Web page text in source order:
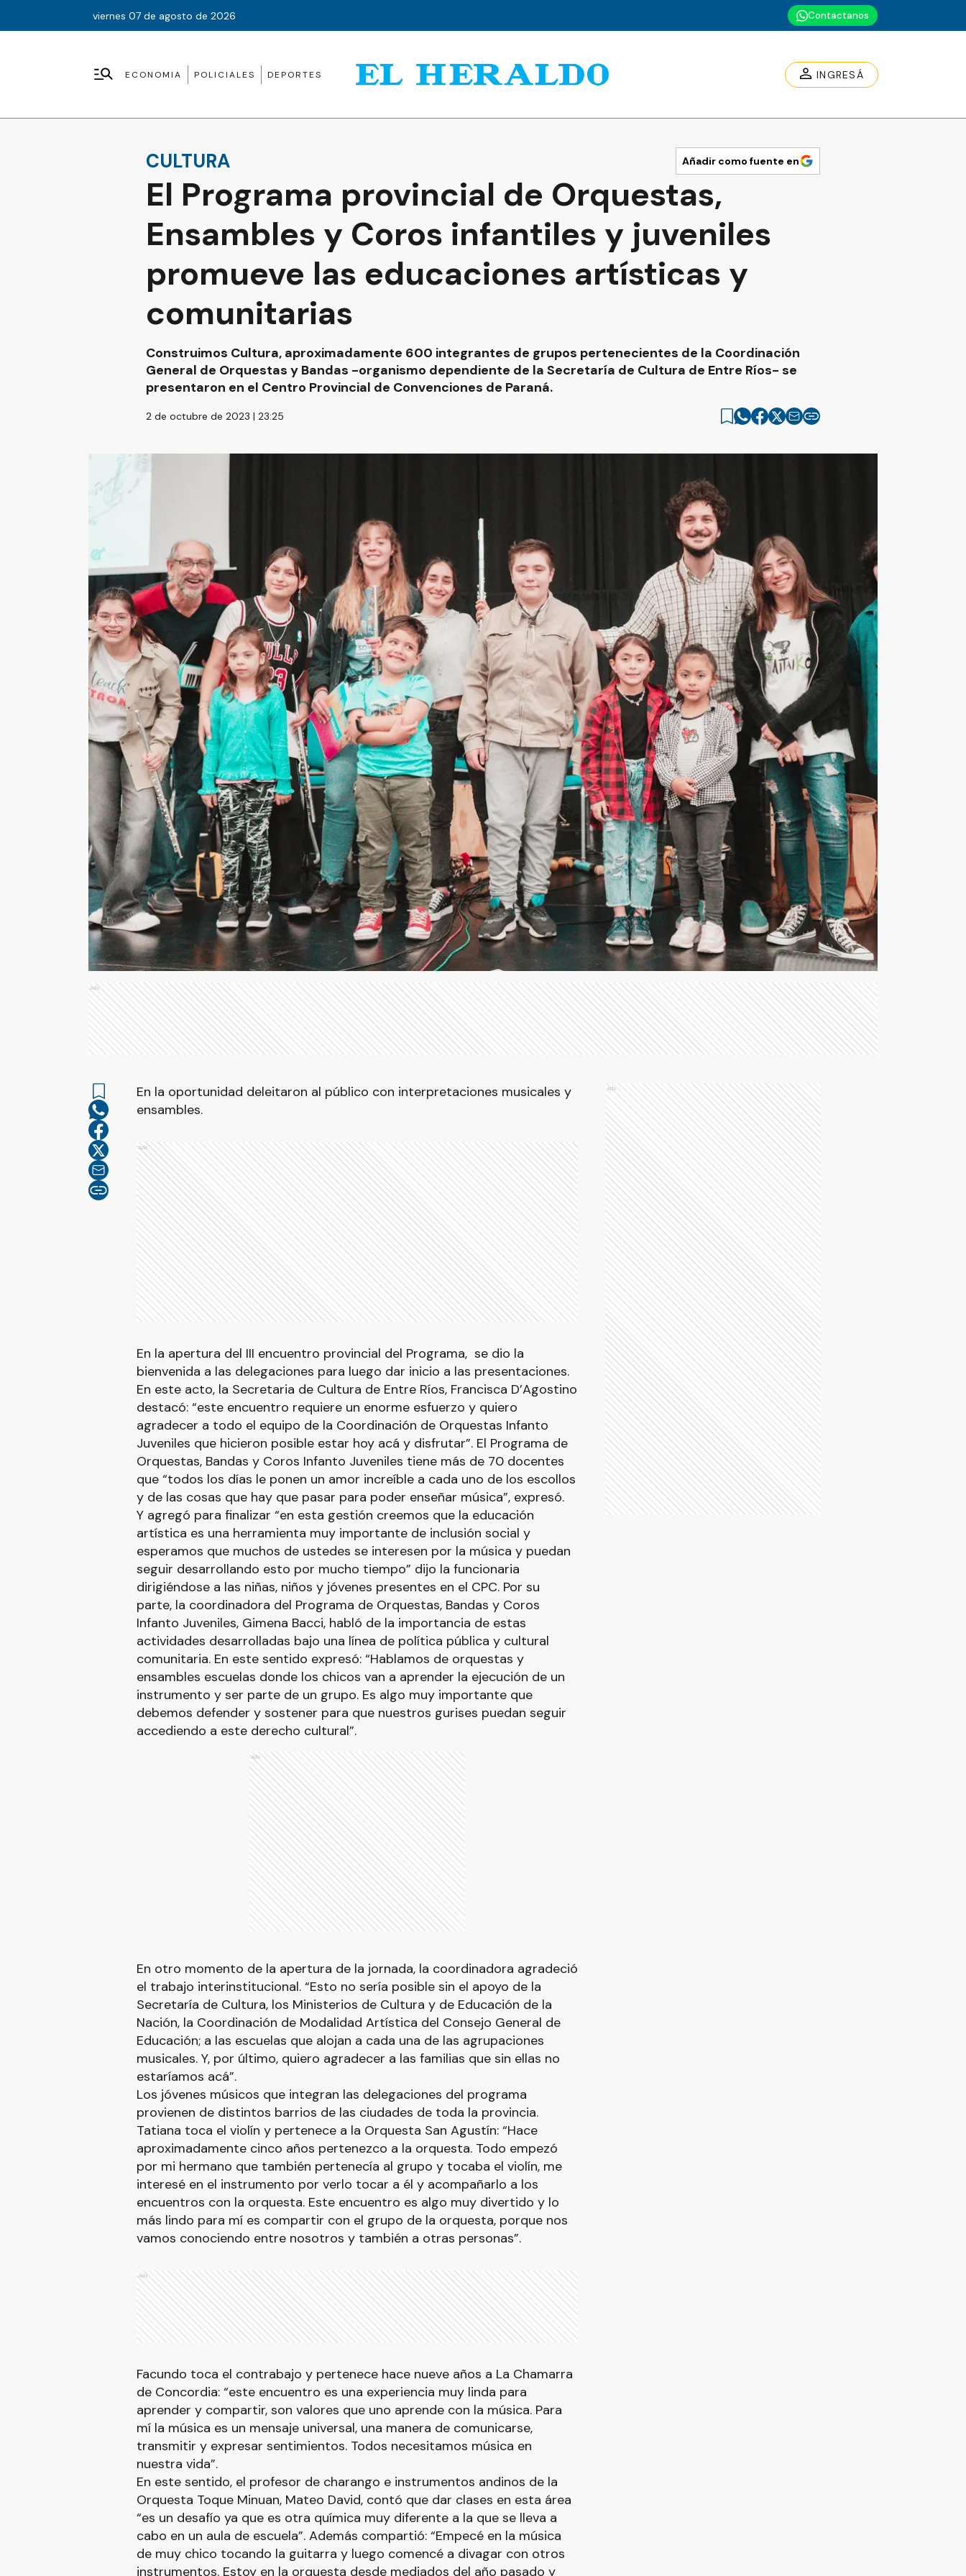
viernes 07 de agosto de 2026 Contactanos
ECONOMIA POLICIALES DEPORTES INGRESÁ
CULTURA Añadir como fuente en
El Programa provincial de Orquestas,
Ensambles y Coros infantiles y juveniles
promueve las educaciones artísticas y
comunitarias
Construimos Cultura, aproximadamente 600 integrantes de grupos pertenecientes de la Coordinación
General de Orquestas y Bandas -organismo dependiente de la Secretaría de Cultura de Entre Ríos- se
presentaron en el Centro Provincial de Convenciones de Paraná.
2 de octubre de 2023 | 23:25
Ads
En la oportunidad deleitaron al público con interpretaciones musicales y
ensambles.
Ads
En la apertura del III encuentro provincial del Programa, se dio la
bienvenida a las delegaciones para luego dar inicio a las presentaciones.
En este acto, la Secretaria de Cultura de Entre Ríos, Francisca D’Agostino
destacó: “este encuentro requiere un enorme esfuerzo y quiero
agradecer a todo el equipo de la Coordinación de Orquestas Infanto
Juveniles que hicieron posible estar hoy acá y disfrutar”. El Programa de
Orquestas, Bandas y Coros Infanto Juveniles tiene más de 70 docentes
que “todos los días le ponen un amor increíble a cada uno de los escollos
y de las cosas que hay que pasar para poder enseñar música”, expresó.
Y agregó para finalizar “en esta gestión creemos que la educación
artística es una herramienta muy importante de inclusión social y
esperamos que muchos de ustedes se interesen por la música y puedan
seguir desarrollando esto por mucho tiempo” dijo la funcionaria
dirigiéndose a las niñas, niños y jóvenes presentes en el CPC. Por su
parte, la coordinadora del Programa de Orquestas, Bandas y Coros
Infanto Juveniles, Gimena Bacci, habló de la importancia de estas
actividades desarrolladas bajo una línea de política pública y cultural
comunitaria. En este sentido expresó: “Hablamos de orquestas y
ensambles escuelas donde los chicos van a aprender la ejecución de un
instrumento y ser parte de un grupo. Es algo muy importante que
debemos defender y sostener para que nuestros gurises puedan seguir
accediendo a este derecho cultural”.
Ads
En otro momento de la apertura de la jornada, la coordinadora agradeció
el trabajo interinstitucional. “Esto no sería posible sin el apoyo de la
Secretaría de Cultura, los Ministerios de Cultura y de Educación de la
Nación, la Coordinación de Modalidad Artística del Consejo General de
Educación; a las escuelas que alojan a cada una de las agrupaciones
musicales. Y, por último, quiero agradecer a las familias que sin ellas no
estaríamos acá”.
Los jóvenes músicos que integran las delegaciones del programa
provienen de distintos barrios de las ciudades de toda la provincia.
Tatiana toca el violín y pertenece a la Orquesta San Agustín: “Hace
aproximadamente cinco años pertenezco a la orquesta. Todo empezó
por mi hermano que también pertenecía al grupo y tocaba el violín, me
interesé en el instrumento por verlo tocar a él y acompañarlo a los
encuentros con la orquesta. Este encuentro es algo muy divertido y lo
más lindo para mí es compartir con el grupo de la orquesta, porque nos
vamos conociendo entre nosotros y también a otras personas”.
Ads
Facundo toca el contrabajo y pertenece hace nueve años a La Chamarra
de Concordia: “este encuentro es una experiencia muy linda para
aprender y compartir, son valores que uno aprende con la música. Para
mí la música es un mensaje universal, una manera de comunicarse,
transmitir y expresar sentimientos. Todos necesitamos música en
nuestra vida”.
En este sentido, el profesor de charango e instrumentos andinos de la
Orquesta Toque Minuan, Mateo David, contó que dar clases en esta área
“es un desafío ya que es otra química muy diferente a la que se lleva a
cabo en un aula de escuela”. Además compartió: “Empecé en la música
de muy chico tocando la guitarra y luego comencé a divagar con otros
instrumentos. Estoy en la orquesta desde mediados del año pasado y
Ads